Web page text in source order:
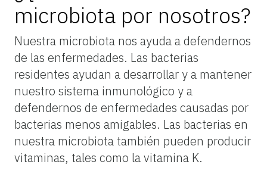
microbiota por nosotros?
Nuestra microbiota nos ayuda a defendernos
de las enfermedades. Las bacterias
residentes ayudan a desarrollar y a mantener
nuestro sistema inmunológico y a
defendernos de enfermedades causadas por
bacterias menos amigables. Las bacterias en
nuestra microbiota también pueden producir
vitaminas, tales como la vitamina K.